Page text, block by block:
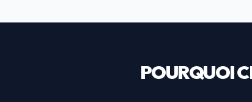
POURQUOI